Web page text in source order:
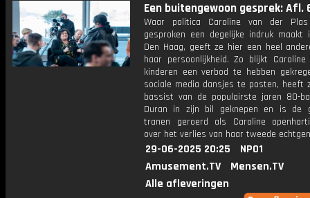
Een buitengewoon gesprek: Afl.
Waar politica Caroline van der
gesproken een degelijke indruk maakt
Den Haag, geeft ze hier een heel
haar persoonlijkheid. Zo blijkt
kinderen een verbod te hebben
sociale media dansjes te posten, heeft
bassist van de populairste jaren 80-
Duran in zijn bil geknepen en is de
tranen geroerd als Caroline
over het verlies van haar tweede
29-06-2025 20:25
NPO1
Amusement.TV
Mensen.TV
Alle afleveringen